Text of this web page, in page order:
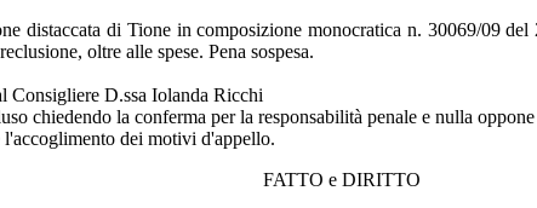
distaccata di Tione in composizione monocratica n. 30069/09
oltre alle spese. Pena sospesa.
Consigliere D.ssa Iolanda Ricchi
chiedendo la conferma per la responsabilità penale e nulla
dei motivi d'appello.
FATTO e DIRITTO